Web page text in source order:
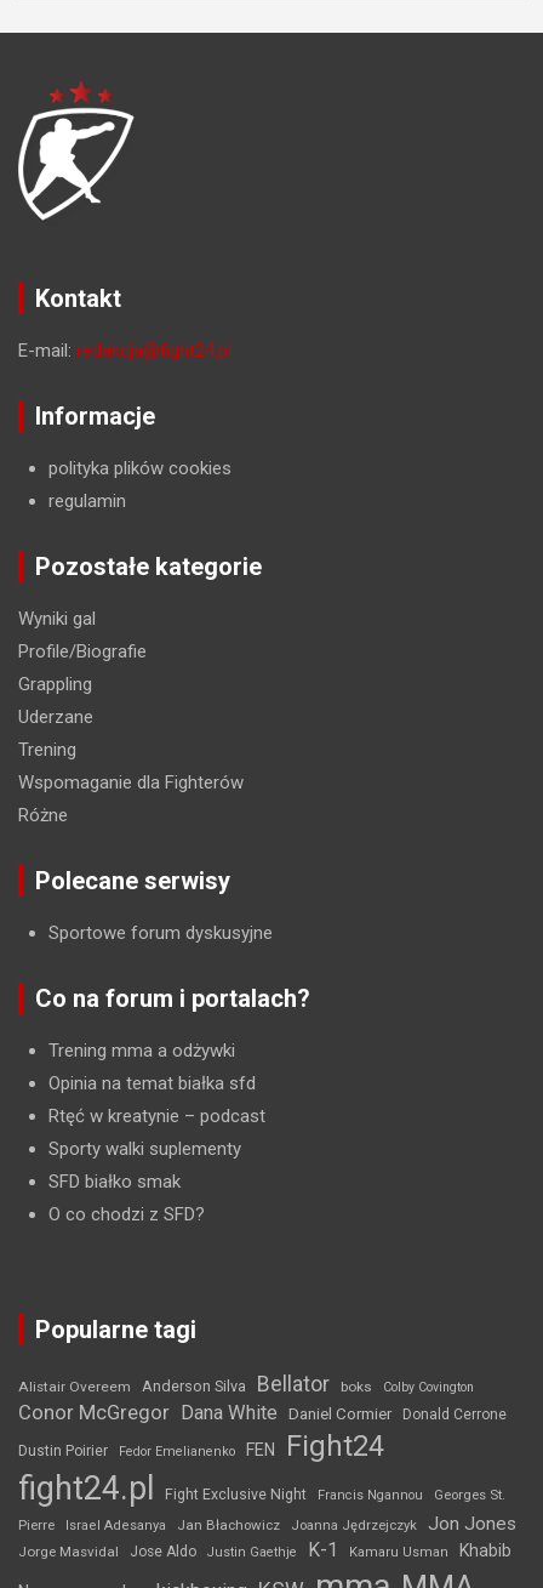
Kontakt
E-mail: redakcja@fight24.pl
Informacje
polityka plików cookies
regulamin
Pozostałe kategorie
Wyniki gal
Profile/Biografie
Grappling
Uderzane
Trening
Wspomaganie dla Fighterów
Różne
Polecane serwisy
Sportowe forum dyskusyjne
Co na forum i portalach?
Trening mma a odżywki
Opinia na temat białka sfd
Rtęć w kreatynie – podcast
Sporty walki suplementy
SFD białko smak
O co chodzi z SFD?
Popularne tagi
Alistair Overeem Anderson Silva Bellator boks Colby Covington
Conor McGregor Dana White Daniel Cormier Donald Cerrone
Dustin Poirier Fedor Emelianenko FEN Fight24
fight24.pl Fight Exclusive Night Francis Ngannou
Georges St.
Pierre
Israel Adesanya Jan Błachowicz Joanna Jędrzejczyk Jon Jones
Jorge Masvidal Jose Aldo Justin Gaethje K-1 Kamaru Usman Khabib